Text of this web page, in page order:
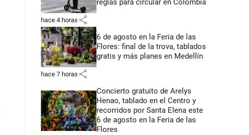
reglas para circular en Colombia
hace 4 horas share
6 de agosto en la Feria de las
Flores: final de la trova, tablados
gratis y más planes en Medellín
hace 7 horas share
Concierto gratuito de Arelys
Henao, tablado en el Centro y
recorridos por Santa Elena este
6 de agosto en la Feria de las
Flores